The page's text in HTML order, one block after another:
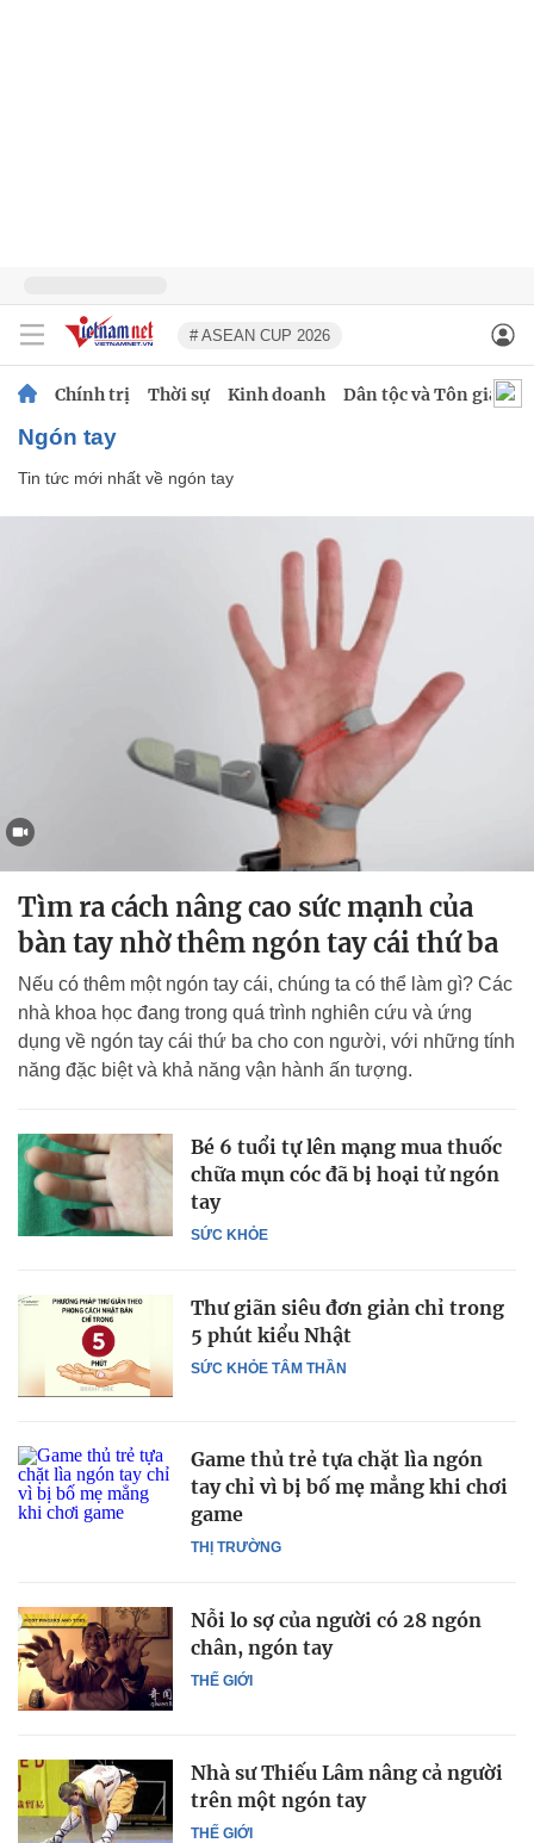
# ASEAN CUP 2026
Chính trị Thời sự Kinh doanh Dân tộc và Tôn giáo
ngón tay
Tin tức mới nhất về ngón tay
Tìm ra cách nâng cao sức mạnh của
bàn tay nhờ thêm ngón tay cái thứ ba
Nếu có thêm một ngón tay cái, chúng ta có thể làm gì? Các
nhà khoa học đang trong quá trình nghiên cứu và ứng
dụng về ngón tay cái thứ ba cho con người, với những tính
năng đặc biệt và khả năng vận hành ấn tượng.
SỨC KHỎE
Bé 6 tuổi tự lên mạng mua thuốc
chữa mụn cóc đã bị hoại tử ngón
tay
SỨC KHỎE TÂM THẦN
Thư giãn siêu đơn giản chỉ trong
5 phút kiểu Nhật
THỊ TRƯỜNG
Game thủ trẻ tựa chặt lìa ngón
tay chỉ vì bị bố mẹ mẳng khi chơi
game
THẾ GIỚI
Nỗi lo sợ của người có 28 ngón
chân, ngón tay
THẾ GIỚI
Nhà sư Thiếu Lâm nâng cả người
trên một ngón tay